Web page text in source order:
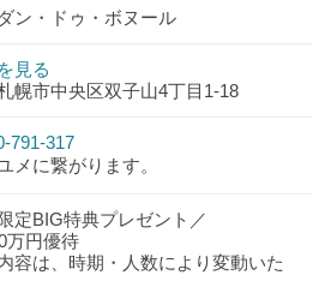
ン・ドゥ・ボヌール
見る
幌市中央区双子山4丁目1-18
791-317
メに繋がります。
定BIG特典プレゼント／
万円優待
容は、時期・人数により変動いた